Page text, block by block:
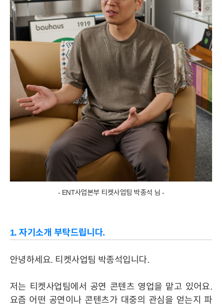
- ENT사업본부 티켓사업팀 박종석 님 -
1. 자기소개 부탁드립니다.
안녕하세요. 티켓사업팀 박종석입니다.
저는 티켓사업팀에서 공연 콘텐츠 영업을 맡고 있어요.
요즘 어떤 공연이나 콘텐츠가 대중의 관심을 얻는지 파